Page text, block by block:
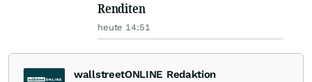
Renditen
heute 14:51
wallstreetONLINE Redaktion